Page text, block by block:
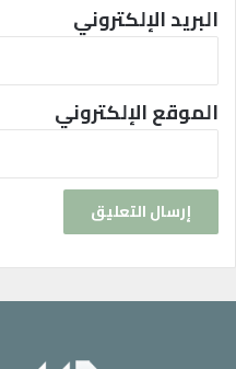
البريد الإلكتروني
الموقع الإلكتروني